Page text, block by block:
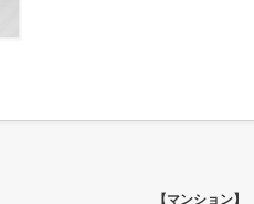
【マンション】